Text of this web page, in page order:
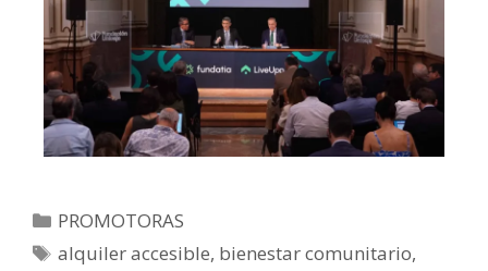
PROMOTORAS
alquiler accesible, bienestar comunitario,